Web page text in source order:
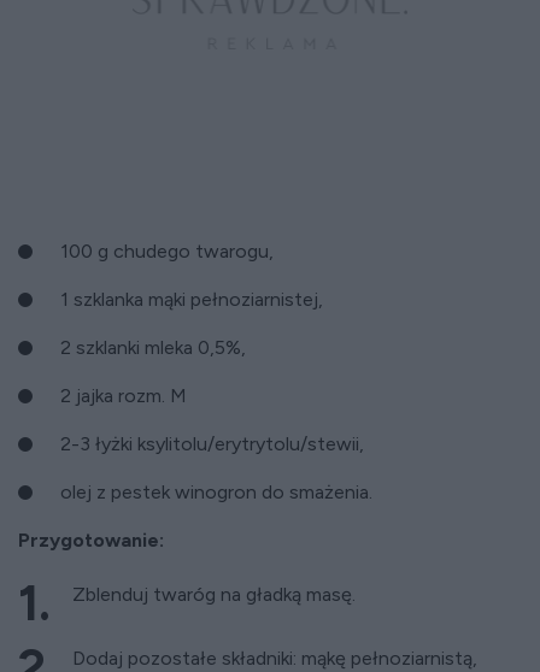
100 g chudego twarogu,
1 szklanka mąki pełnoziarnistej,
2 szklanki mleka 0,5%,
2 jajka rozm. M
2-3 łyżki ksylitolu/erytrytolu/stewii,
olej z pestek winogron do smażenia.
Przygotowanie:
Zblenduj twaróg na gładką masę.
Dodaj pozostałe składniki: mąkę pełnoziarnistą,